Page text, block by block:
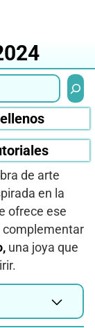
de arte
en la
ofrece ese
complementar
una joya que